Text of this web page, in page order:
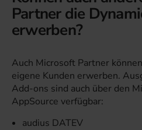
Partner die
erwerben?
Auch Microsoft Partner
eigene Kunden erwerben.
Add-ons sind auch über den
AppSource verfügbar:
audius DATEV